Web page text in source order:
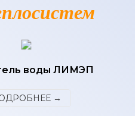
воды ЛИМЭП
→